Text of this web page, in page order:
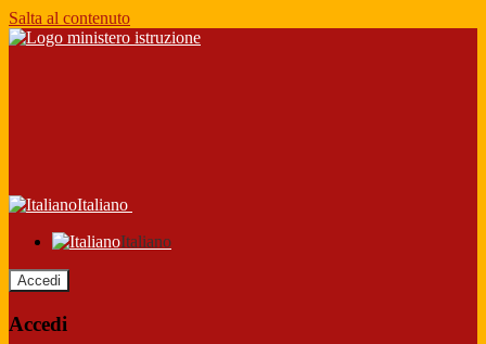
Salta al contenuto
Italiano
Italiano
Accedi
Accedi